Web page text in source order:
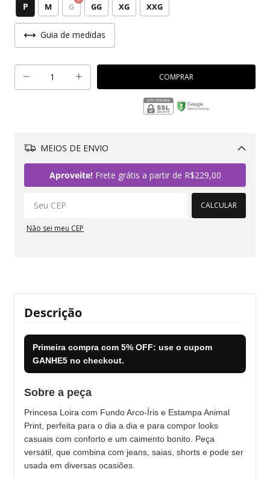
P M G GG XG XXG
Guia de medidas
MEIOS DE ENVIO
Aproveite!Frete grátis a partir de R$229,00
CALCULAR
Não sei meu CEP
Descrição
Primeira compra com 5% OFF: use o cupom
GANHE5 no checkout.
Sobre a peça
Princesa Loira com Fundo Arco-Íris e Estampa Animal
Print, perfeita para o dia a dia e para compor looks
casuais com conforto e um caimento bonito. Peça
versátil, que combina com jeans, saias, shorts e pode ser
usada em diversas ocasiões.